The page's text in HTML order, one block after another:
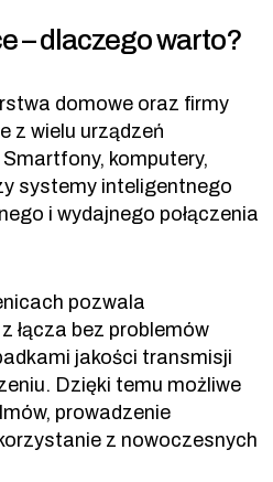
– dlaczego warto?
domowe oraz firmy
z wielu urządzeń
komputery,
systemy inteligentnego
i wydajnego połączenia
pozwala
łącza bez problemów
jakości transmisji
Dzięki temu możliwe
prowadzenie
z nowoczesnych